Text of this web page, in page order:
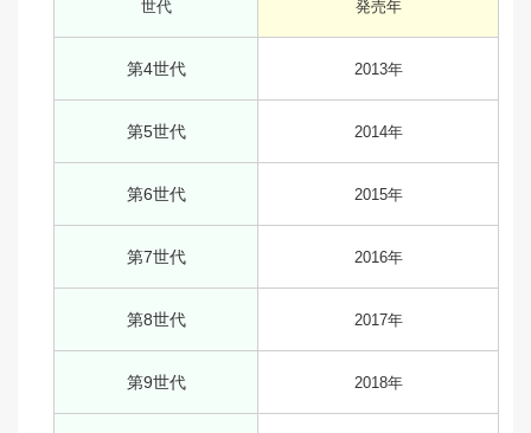
世代 発売年
第4世代 2013年
第5世代 2014年
第6世代 2015年
第7世代 2016年
第8世代 2017年
第9世代 2018年